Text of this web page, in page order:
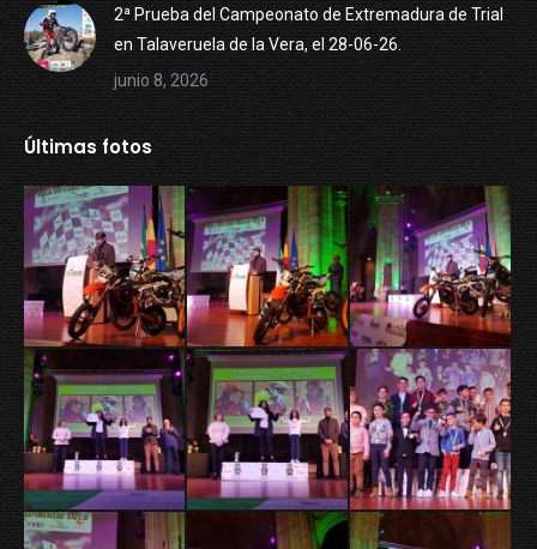
2ª Prueba del Campeonato de Extremadura de Trial
en Talaveruela de la Vera, el 28-06-26.
junio 8, 2026
Últimas fotos